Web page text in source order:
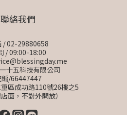
聯絡我們
/ 02-29880658
/ 09:00-18:00
十五科技有限公司
/66447447
區成功路110號26樓之5
店面，不對外開放）